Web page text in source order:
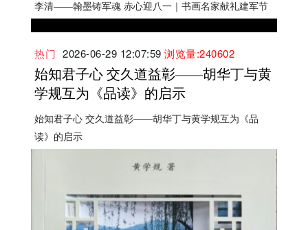
李清——翰墨铸军魂 赤心迎八一｜书画名家献礼建军节
热门 2026-06-29 12:07:59 浏览量:240602
始知君子心 交久道益彰——胡华丁与黄
学规互为《品读》的启示
始知君子心 交久道益彰——胡华丁与黄学规互为《品
读》的启示